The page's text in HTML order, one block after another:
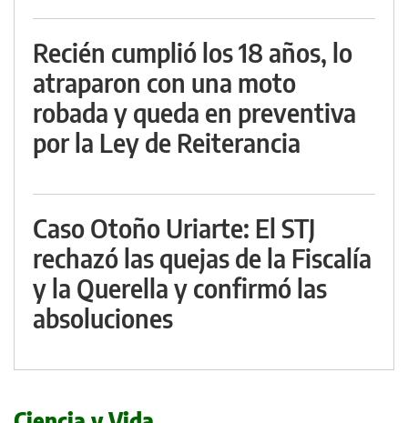
Recién cumplió los 18 años, lo
atraparon con una moto
robada y queda en preventiva
por la Ley de Reiterancia
Caso Otoño Uriarte: El STJ
rechazó las quejas de la Fiscalía
y la Querella y confirmó las
absoluciones